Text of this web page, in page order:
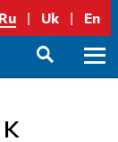
Ru Uk En